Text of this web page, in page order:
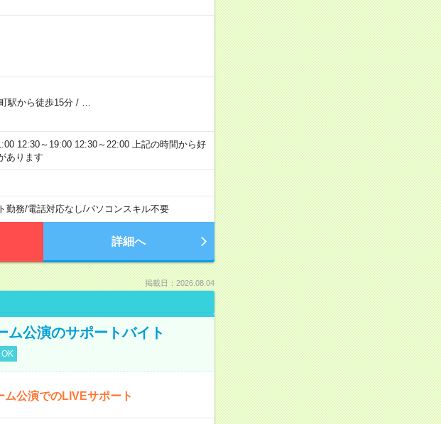
駅から徒歩15分/
12:30～19:00 12:30～22:00 上記の時間から好
あります
勤務/電話対応なし/パソコンスキル不要
詳細へ
掲載日：2026.08.04
ム公演のサポートバイト
公演でのLIVEサポート